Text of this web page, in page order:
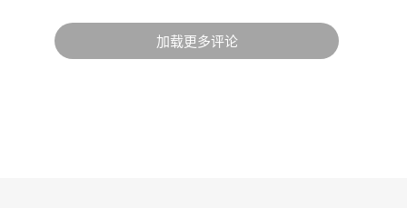
加载更多评论